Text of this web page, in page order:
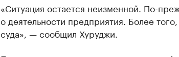
«Ситуация остается неизменной. По-
о деятельности предприятия. Более
суда», — сообщил Хуруджи.